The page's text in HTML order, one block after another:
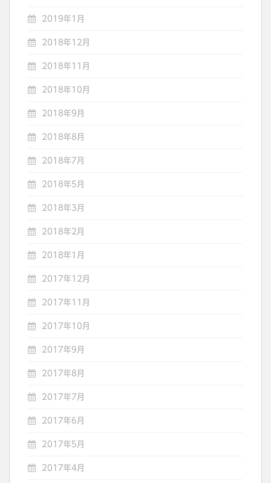
2019年1月
2018年12月
2018年11月
2018年10月
2018年9月
2018年8月
2018年7月
2018年5月
2018年3月
2018年2月
2018年1月
2017年12月
2017年11月
2017年10月
2017年9月
2017年8月
2017年7月
2017年6月
2017年5月
2017年4月